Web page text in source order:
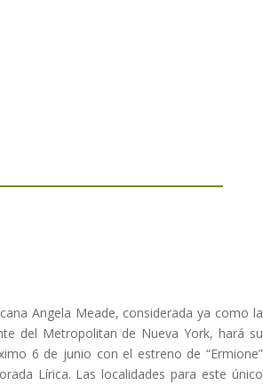
Angela Meade, considerada ya como la
del Metropolitan de Nueva York, hará su
6 de junio con el estreno de “Ermione”
Lírica. Las localidades para este único